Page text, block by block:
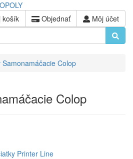
košík Objednať Môj účet
Samonamáčacie Colop
Colop
Printer Line